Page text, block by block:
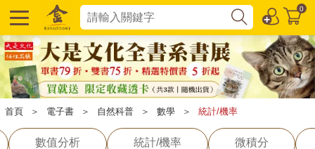
0
首頁 ＞ 電子書 ＞ 自然科普 ＞ 數學 ＞ 統計/機率
數值分析 統計/機率 微積分